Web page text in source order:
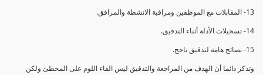
13- المقابلات مع الموظفين ومراقبة الانشطة والمرافق.
14- تسجيلات الأدلة أثناء التدقيق.
15- نصائح هامة لتدقيق ناجح.
وتذكر دائما أن الهدف من المراجعة والتدقيق ليس القاء اللوم على المخطئ ولكن